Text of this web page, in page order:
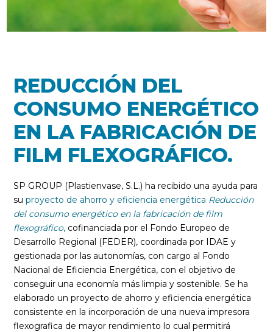
REDUCCIÓN DEL
CONSUMO ENERGÉTICO
EN LA FABRICACIÓN DE
FILM FLEXOGRÁFICO.
SP GROUP (Plastienvase, S.L.) ha recibido una ayuda para
suproyecto de ahorro y eficiencia energética Reducción
del consumo energético en la fabricación de film
flexográfico, cofinanciada por el Fondo Europeo de
Desarrollo Regional (FEDER), coordinada por IDAE y
gestionada por las autonomías, con cargo al Fondo
Nacional de Eficiencia Energética, con el objetivo de
conseguir una economía más limpia y sostenible. Se ha
elaborado un proyecto de ahorro y eficiencia energética
consistente en la incorporación de una nueva impresora
flexografica de mayor rendimiento lo cual permitirá